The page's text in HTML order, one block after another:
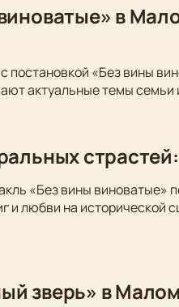
в
постановкой «Без вины
актуальные темы семьи
«Без вины
и любви на исторической
зверь» в